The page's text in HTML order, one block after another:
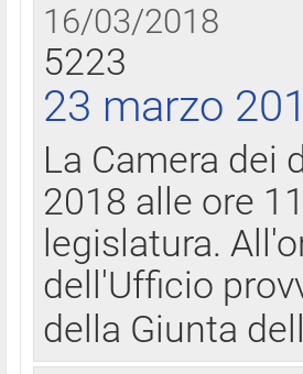
16/03/2018
5223
23 marzo
La Camera dei
2018 alle ore
legislatura.
dell'Ufficio
della Giunta